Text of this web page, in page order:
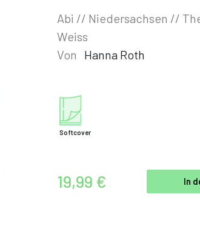
Abi // Niedersachsen //
Weiss
Von
Hanna Roth
Softcover
19,99 € In